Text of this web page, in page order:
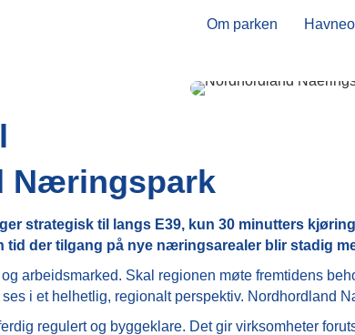
Om parken
Næringspark
strategisk til langs E39, kun 30 minutters
tid der tilgang på nye næringsarealer blir stadig
arbeidsmarked. Skal regionen møte fremtidens
i et helhetlig, regionalt perspektiv. Nordhordland
regulert og byggeklare. Det gir virksomheter